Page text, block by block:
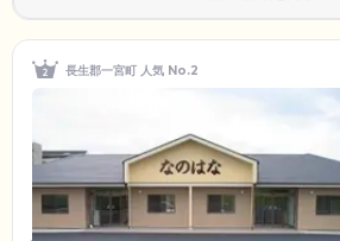
長生郡一宮町 人気 No.2